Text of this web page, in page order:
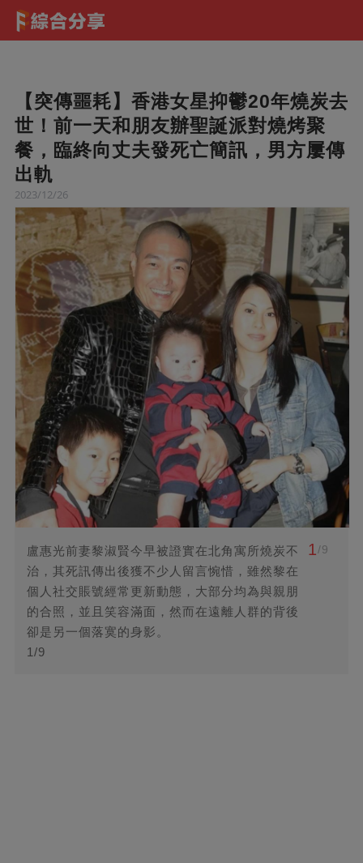
【突傳噩耗】香港女星抑鬱20年燒炭去
世！前一天和朋友辦聖誕派對燒烤聚
餐，臨終向丈夫發死亡簡訊，男方屢傳
出軌
2023/12/26
盧惠光前妻黎淑賢今早被證實在北角寓所燒炭不
治，其死訊傳出後獲不少人留言惋惜，雖然黎在
個人社交賬號經常更新動態，大部分均為與親朋
的合照，並且笑容滿面，然而在遠離人群的背後
卻是另一個落寞的身影。
1/9
1/9